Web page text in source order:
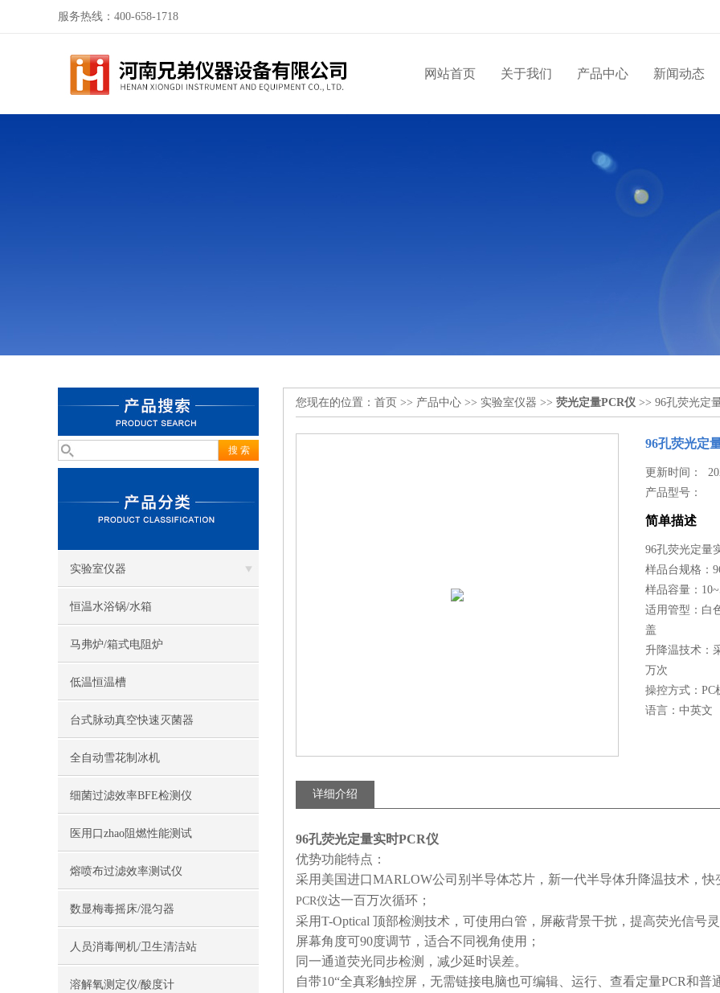
服务热线：400-658-1718
网站首页 关于我们 产品中心 新闻动态
实验室仪器
恒温水浴锅/水箱
马弗炉/箱式电阻炉
低温恒温槽
台式脉动真空快速灭菌器
全自动雪花制冰机
细菌过滤效率BFE检测仪
医用口zhao阻燃性能测试
熔喷布过滤效率测试仪
数显梅毒摇床/混匀器
人员消毒闸机/卫生清洁站
溶解氧测定仪/酸度计
您现在的位置： 首页 >> 产品中心 >> 实验室仪器 >> 荧光定量PCR仪 >> 96孔荧光定
96孔荧光定
更新时间：
产品型号：
简单描述
96孔荧光定量
样品台规格：
样品容量：
适用管型：白
盖
升降温技术：
万次
操控方式：
语言：中英文
详细介绍
96孔荧光定量实时PCR仪
优势功能特点：
采用美国进口MARLOW公司别半导体芯片，新一代半导体升降温技术，
PCR仪达一百万次循环；
采用T-Optical 顶部检测技术，可使用白管，屏蔽背景干扰，提高荧光信号
屏幕角度可90度调节，适合不同视角使用；
同一通道荧光同步检测，减少延时误差。
自带10“全真彩触控屏，无需链接电脑也可编辑、运行、查看定量PCR和普